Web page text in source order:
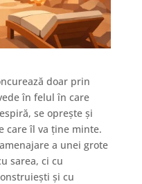
doar prin
în felul în care
se oprește și
care îl va ține minte.
a unei grote
sarea, ci cu
și cu